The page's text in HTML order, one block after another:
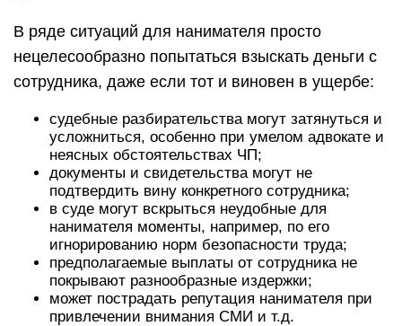
В ряде ситуаций для нанимателя просто
нецелесообразно попытаться взыскать деньги с
сотрудника, даже если тот и виновен в ущербе:
судебные разбирательства могут затянуться и
усложниться, особенно при умелом адвокате и
неясных обстоятельствах ЧП;
документы и свидетельства могут не
подтвердить вину конкретного сотрудника;
в суде могут вскрыться неудобные для
нанимателя моменты, например, по его
игнорированию норм безопасности труда;
предполагаемые выплаты от сотрудника не
покрывают разнообразные издержки;
может пострадать репутация нанимателя при
привлечении внимания СМИ и т.д.